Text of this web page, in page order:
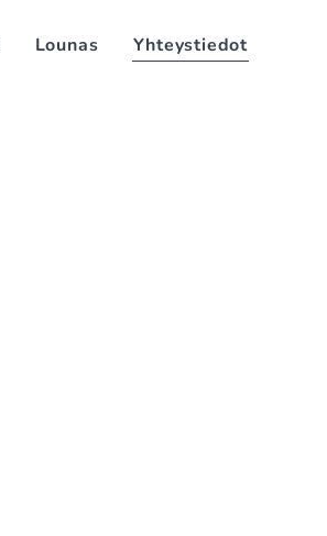
Lounas Yhteystiedot